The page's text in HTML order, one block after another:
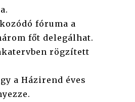
fóruma a
főt delegálhat.
rögzített
a Házirend éves